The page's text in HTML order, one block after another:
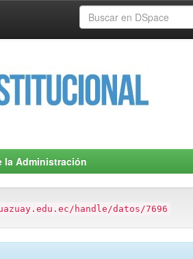
la Administración
handle/datos/7696